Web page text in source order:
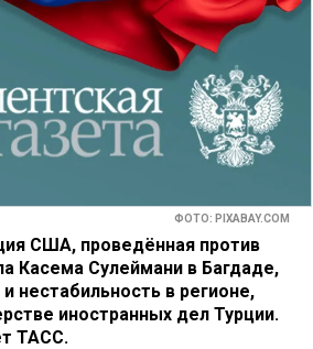
ФОТО: PIXABAY.COM
США, проведённая против
Касема Сулеймани в Багдаде,
нестабильность в регионе,
иностранных дел Турции.
ТАСС.